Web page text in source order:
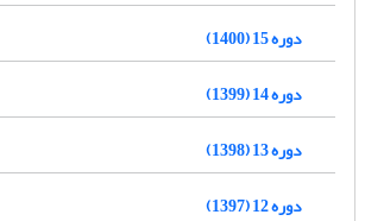
دوره 15 (1400)
دوره 14 (1399)
دوره 13 (1398)
دوره 12 (1397)